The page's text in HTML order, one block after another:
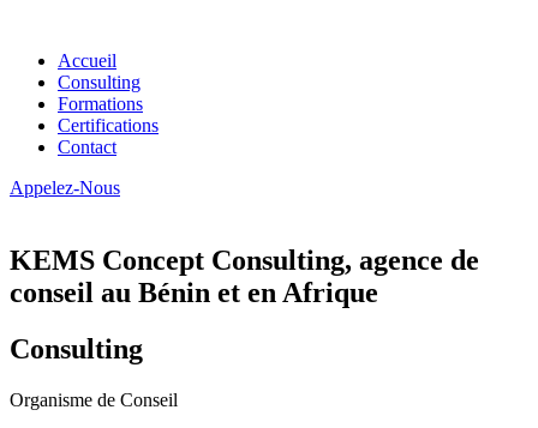
Accueil
Consulting
Formations
Certifications
Contact
Appelez-Nous
KEMS Concept Consulting, agence de
conseil au Bénin et en Afrique
Consulting
Organisme de Conseil